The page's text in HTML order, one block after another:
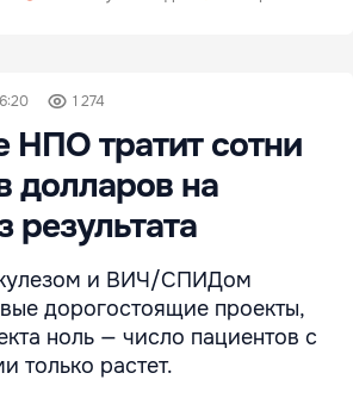
1 274
НПО тратит сотни
долларов на
результата
и ВИЧ/СПИДом
дорогостоящие проекты,
ноль — число пациентов с
только растет.